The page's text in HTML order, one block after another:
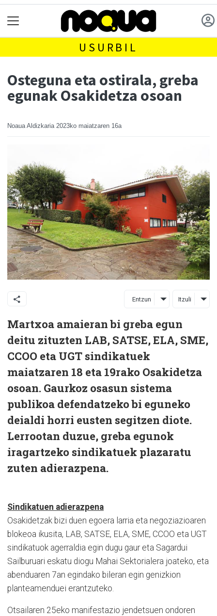
USURBIL
Osteguna eta ostirala, greba
egunak Osakidetza osoan
Noaua Aldizkaria 2023ko maiatzaren 16a
Entzun Itzuli
Martxoa amaieran bi greba egun
deitu zituzten LAB, SATSE, ELA, SME,
CCOO eta UGT sindikatuek
maiatzaren 18 eta 19rako Osakidetza
osoan. Gaurkoz osasun sistema
publikoa defendatzeko bi eguneko
deialdi horri eusten segitzen diote.
Lerrootan duzue, greba egunok
iragartzeko sindikatuek plazaratu
zuten adierazpena.
Sindikatuen adierazpena
Osakidetzak bizi duen egoera larria eta negoziazioaren
blokeoa ikusita, LAB, SATSE, ELA, SME, CCOO eta UGT
sindikatuok agerraldia egin dugu gaur eta Sagardui
Sailburuari eskatu diogu Mahai Sektorialera joateko, eta
abenduaren 7an egindako bileran egin genizkion
planteamenduei erantzuteko.
Otsailaren 25eko manifestazio jendetsuen ondoren